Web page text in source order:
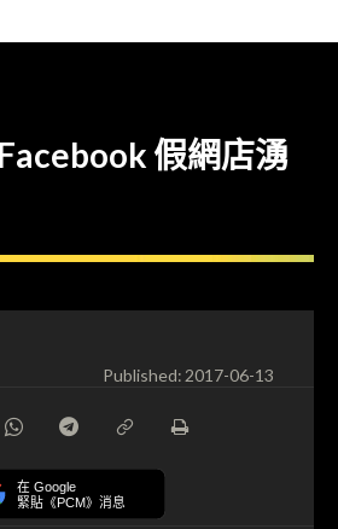
假網店湧
Published:2017-06-13
在 Google
緊貼《PCM》消息